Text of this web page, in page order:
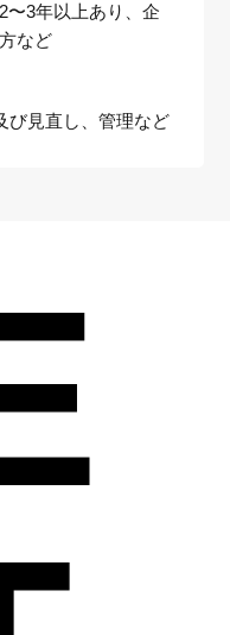
〜3年以上あり、企
など
び見直し、管理など